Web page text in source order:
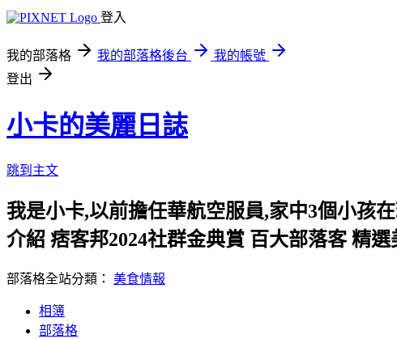
登入
我的部落格 我的部落格後台
我的帳號
登出
小卡的美麗日誌
跳到主文
我是小卡,以前擔任華航空服員,家中3個小孩
介紹 痞客邦2024社群金典賞 百大部落客 精
部落格全站分類： 美食情報
相簿
部落格